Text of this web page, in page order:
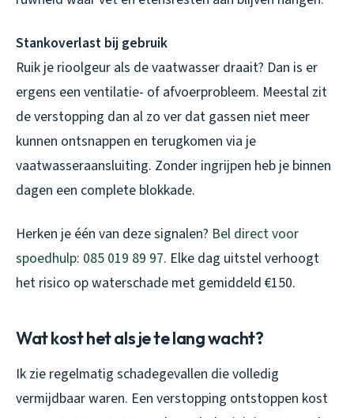
Stankoverlast bij gebruik
Ruik je rioolgeur als de vaatwasser draait? Dan is er
ergens een ventilatie- of afvoerprobleem. Meestal zit
de verstopping dan al zo ver dat gassen niet meer
kunnen ontsnappen en terugkomen via je
vaatwasseraansluiting. Zonder ingrijpen heb je binnen
dagen een complete blokkade.
Herken je één van deze signalen? Bel direct voor
spoedhulp: 085 019 89 97. Elke dag uitstel verhoogt
het risico op waterschade met gemiddeld €150.
Wat kost het als je te lang wacht?
Ik zie regelmatig schadegevallen die volledig
vermijdbaar waren. Een verstopping ontstoppen kost